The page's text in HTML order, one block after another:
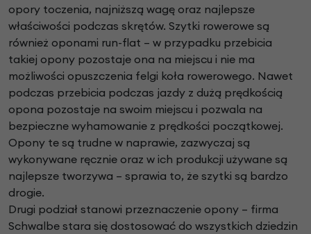
opory toczenia, najniższą wagę oraz najlepsze
właściwości podczas skrętów. Szytki rowerowe są
również oponami run-flat – w przypadku przebicia
takiej opony pozostaje ona na miejscu i nie ma
możliwości opuszczenia felgi koła rowerowego. Nawet
podczas przebicia podczas jazdy z dużą prędkością
opona pozostaje na swoim miejscu i pozwala na
bezpieczne wyhamowanie z prędkości początkowej.
Opony te są trudne w naprawie, zazwyczaj są
wykonywane ręcznie oraz w ich produkcji używane są
najlepsze tworzywa – sprawia to, że szytki są bardzo
drogie.
Drugi podział stanowi przeznaczenie opony – firma
Schwalbe stara się dostosować do wszystkich dziedzin